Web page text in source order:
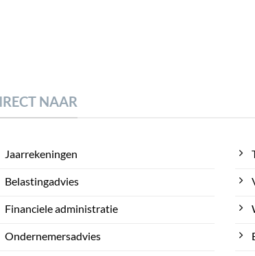
NAAR
Jaarrekeningen
Belastingadvies
Financiele administratie
Ondernemersadvies